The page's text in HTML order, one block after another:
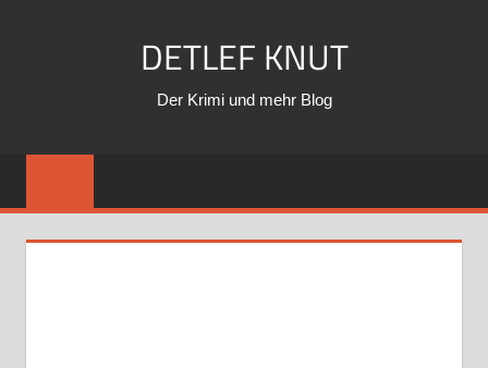
DETLEF KNUT
Der Krimi und mehr Blog